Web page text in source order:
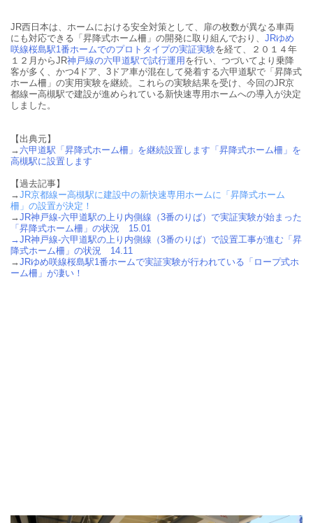
JR西日本は、ホームにおける安全対策として、扉の枚数が異なる車両
にも対応できる「昇降式ホーム柵」の開発に取り組んでおり、 JRゆめ
咲線桜島駅1番ホームでのプロトタイプの実証実験を経て、２０１４年
１２月からJR神戸線の六甲道駅で試行運用 を行い、つづいてより乗降
客が多く、かつ4ドア、3ドア車が混在して発着する六甲道駅で「昇降式
ホーム柵」の実用実験を継続。これらの実験結果を受け、今回のJR京
都線ー高槻駅で建設が進められている新快速専用ホームへの導入が決定
しました。
【出典元】
→ 六甲道駅「昇降式ホーム柵」を継続設置します「昇降式ホーム柵」を
高槻駅に設置します
【過去記事】
→JR京都線ー高槻駅に建設中の新快速専用ホームに「昇降式ホーム
柵」の設置が決定！
→JR神戸線-六甲道駅の上り内側線（3番のりば）で実証実験が始まった
「昇降式ホーム柵」の状況 15.01
→JR神戸線-六甲道駅の上り内側線（3番のりば）で設置工事が進む「昇
降式ホーム柵」の状況 14.11
→JRゆめ咲線桜島駅1番ホームで実証実験が行われている「ロープ式ホ
ーム柵」が凄い！